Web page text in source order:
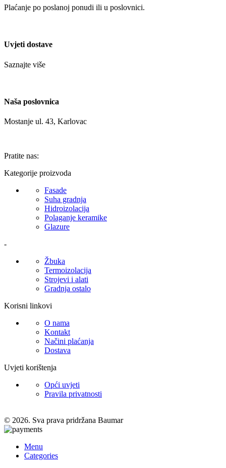
Plaćanje po poslanoj ponudi ili u poslovnici.
Uvjeti dostave
Saznajte više
Naša poslovnica
Mostanje ul. 43, Karlovac
Pratite nas:
Kategorije proizvoda
Fasade
Suha gradnja
Hidroizolacija
Polaganje keramike
Glazure
-
Žbuka
Termoizolacija
Strojevi i alati
Gradnja ostalo
Korisni linkovi
O nama
Kontakt
Načini plaćanja
Dostava
Uvjeti korištenja
Opći uvjeti
Pravila privatnosti
© 2026. Sva prava pridržana Baumar
Menu
Categories